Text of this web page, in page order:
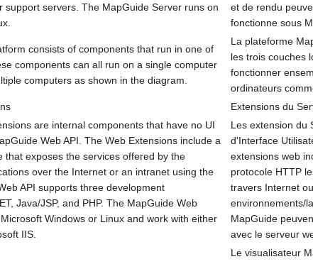
support servers. The MapGuide Server runs on
et de rendu
fonctionne sous
consists of components that run in one of
components can all run on a single computer
computers as shown in the diagram.
La plateforme
les trois couches
fonctionner
ordinateurs
Extensions du
are internal components that have no UI
Web API. The Web Extensions include a
that exposes the services offered by the
over the Internet or an intranet using the
API supports three development
Java/JSP, and PHP. The MapGuide Web
Windows or Linux and work with either
IIS.
Les extension du
d'Interface
extensions web
protocole HTTP
travers Internet
environnements/
MapGuide
avec le serveur
Le visualisateur